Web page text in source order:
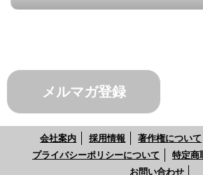
メルマガ登録
会社案内 採用情報 著作権について
プライバシーポリシーについて
特定商
お問い合わせ